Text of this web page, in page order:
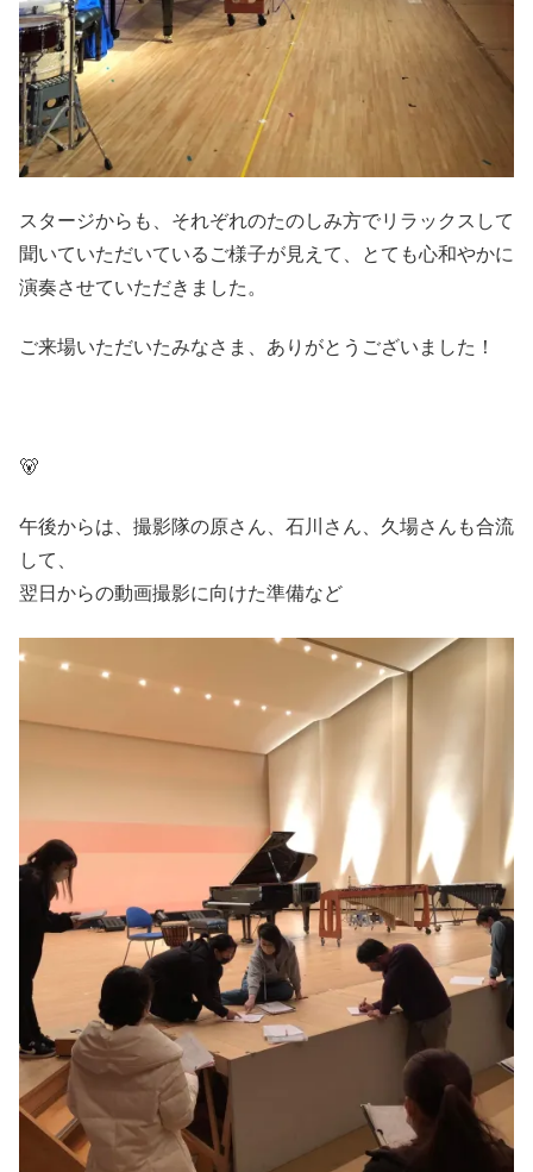
スタージからも、それぞれのたのしみ方でリラックスして
聞いていただいているご様子が見えて、とても心和やかに
演奏させていただきました。
ご来場いただいたみなさま、ありがとうございました！
🐻
午後からは、撮影隊の原さん、石川さん、久場さんも合流
して、
翌日からの動画撮影に向けた準備など